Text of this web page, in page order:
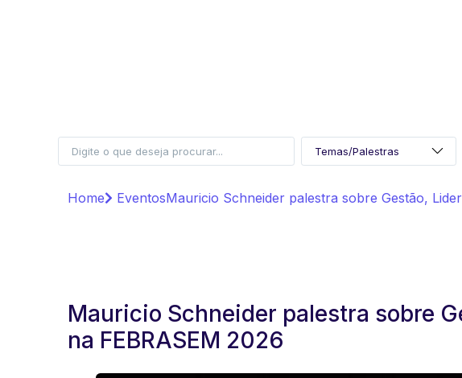
Home EventosMauricio Schneider palestra sobre Gestão,
Mauricio Schneider palestra sobre
na FEBRASEM 2026